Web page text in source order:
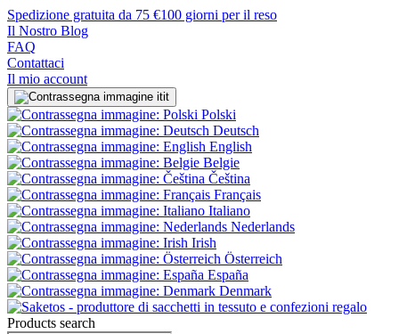
Spedizione gratuita da 75 €100 giorni per il reso
Il Nostro Blog
FAQ
Contattaci
Il mio account
it
Polski
Deutsch
English
Belgie
Čeština
Français
Italiano
Nederlands
Irish
Österreich
España
Denmark
Products search